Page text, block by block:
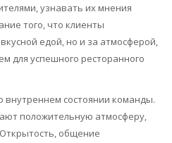
узнавать их мнения
того, что клиенты
едой, но и за атмосферой,
для успешного ресторанного
внутреннем состоянии команды.
положительную атмосферу,
общение